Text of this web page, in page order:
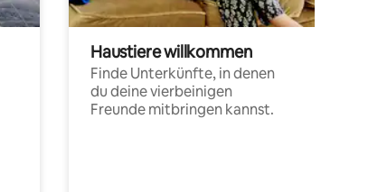
Haustiere willkommen
Finde Unterkünfte, in denen
du deine vierbeinigen
Freunde mitbringen kannst.